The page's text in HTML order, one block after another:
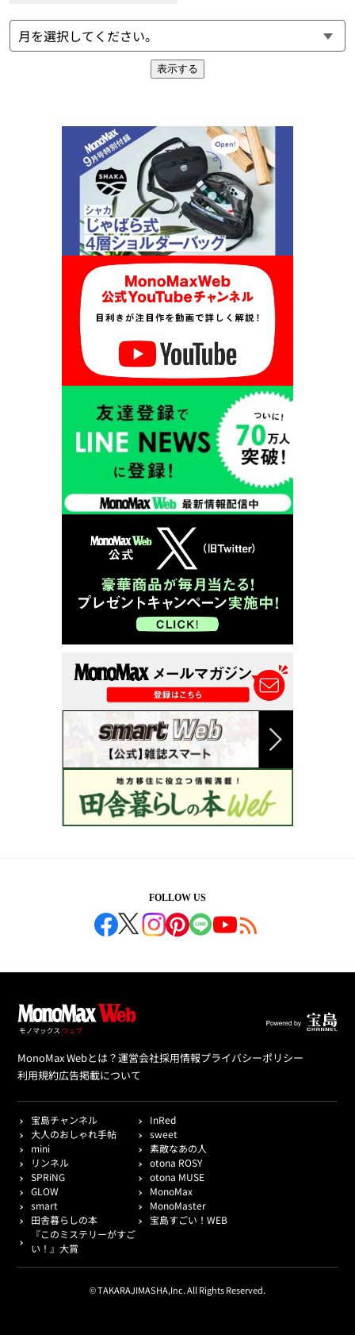
表示する
FOLLOW US
MonoMax Webとは？運営会社採用情報プライバシーポリシー
利用規約広告掲載について
宝島チャンネル
InRed
大人のおしゃれ手帖
sweet
mini
素敵なあの人
リンネル
otona ROSY
SPRiNG
otona MUSE
GLOW
MonoMax
smart
MonoMaster
田舎暮らしの本
宝島すごい！WEB
『このミステリーがすご
い！』大賞
© TAKARAJIMASHA,Inc. All Rights Reserved.